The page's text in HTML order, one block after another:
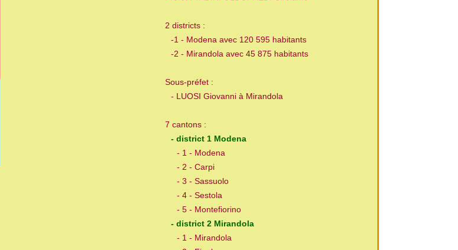
2 districts :
---1 - Modena avec 120 595 habitants
---2 - Mirandola avec 45 875 habitants
Sous-préfet :
--- LUOSI Giovanni à Mirandola
7 cantons :
--- district 1 Modena
----- 1 - Modena
----- 2 - Carpi
----- 3 - Sassuolo
----- 4 - Sestola
----- 5 - Montefiorino
--- district 2 Mirandola
----- 1 - Mirandola